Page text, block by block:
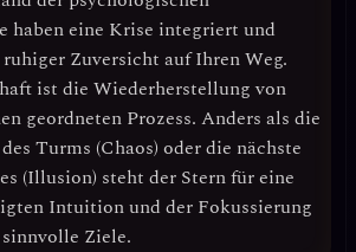
haben eine Krise integriert und
Zuversicht auf Ihren Weg.
ist die Wiederherstellung von
geordneten Prozess. Anders als die
Turms (Chaos) oder die nächste
(Illusion) steht der Stern für eine
Intuitionund der Fokussierung
Ziele.